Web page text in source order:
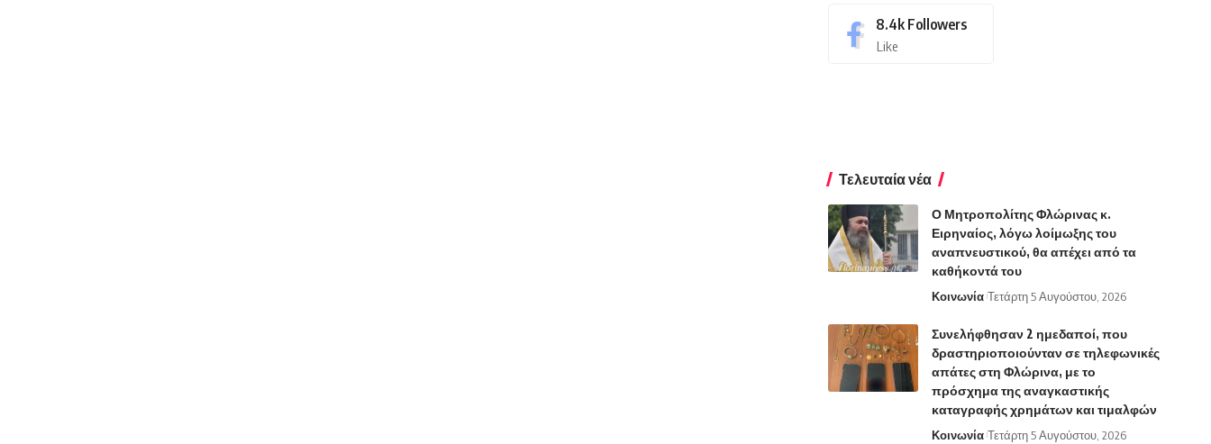
8.4k Followers
Like
Τελευταία νέα
Ο Μητροπολίτης Φλώρινας κ.
Ειρηναίος, λόγω λοίμωξης του
αναπνευστικού, θα απέχει από τα
καθήκοντά του
Κοινωνία Τετάρτη 5 Αυγούστου, 2026
Συνελήφθησαν 2 ημεδαποί, που
δραστηριοποιούνταν σε τηλεφωνικές
απάτες στη Φλώρινα, με το
πρόσχημα της αναγκαστικής
καταγραφής χρημάτων και τιμαλφών
Κοινωνία Τετάρτη 5 Αυγούστου, 2026